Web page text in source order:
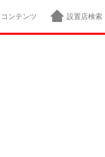
コンテンツ 設置店検索